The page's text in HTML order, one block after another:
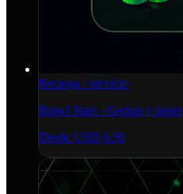
Recarga / servicio
Brawl Stars - Gemas y pases
Desde USD 6.50